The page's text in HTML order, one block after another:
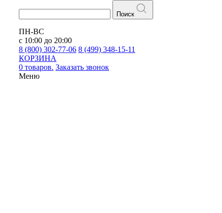
Поиск
ПН-ВС
с 10:00 до 20:00
8 (800) 302-77-06 8 (499) 348-15-11
КОРЗИНА
0 товаров. Заказать звонок
Меню